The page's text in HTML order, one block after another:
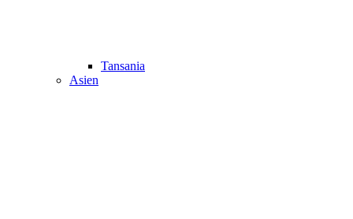
Tansania
Asien